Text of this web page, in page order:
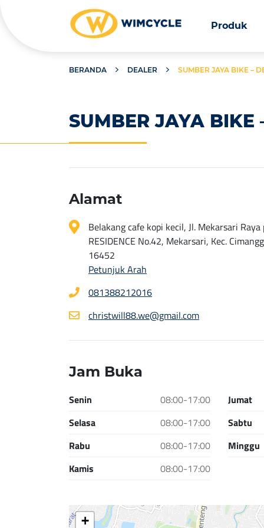
Produk
BERANDA DEALER SUMBER JAYA BIKE –
SUMBER JAYA BIKE
Alamat
Belakang cafe kopi kecil, Jl. Mekarsari
RESIDENCE No.42, Mekarsari, Kec.
16452
Petunjuk Arah
081388212016
christwill88.we@gmail.com
Jam Buka
Senin
08:00-17:00
Selasa
08:00-17:00
Rabu
08:00-17:00
Kamis
08:00-17:00
Jumat
Sabtu
Minggu
+